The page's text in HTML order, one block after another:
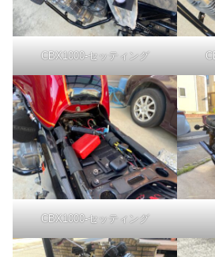
CBX1000-セッティング
CBX1000-セッティング